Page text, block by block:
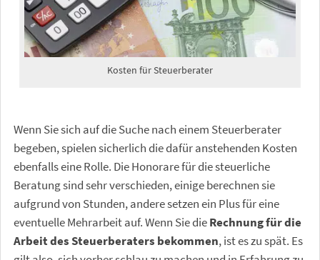
Kosten für Steuerberater
Wenn Sie sich auf die Suche nach einem Steuerberater
begeben, spielen sicherlich die dafür anstehenden Kosten
ebenfalls eine Rolle. Die Honorare für die steuerliche
Beratung sind sehr verschieden, einige berechnen sie
aufgrund von Stunden, andere setzen ein Plus für eine
eventuelle Mehrarbeit auf. Wenn Sie dieRechnung für die
Arbeit des Steuerberaters bekommen, ist es zu spät. Es